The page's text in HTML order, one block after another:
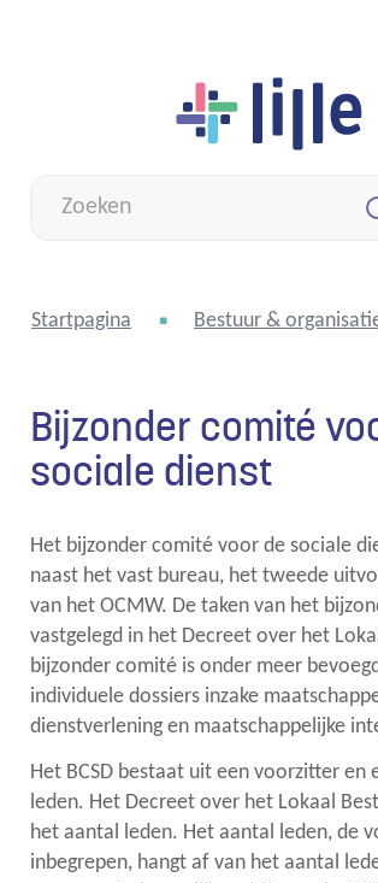
inhoud
zoek
Startpagina Bestuur &
Bijzonder comité
sociale dienst
Het bijzonder comité voor de sociale
naast het vast bureau, het tweede
van het OCMW. De taken van het
vastgelegd in het Decreet over het
bijzonder comité is onder meer
individuele dossiers inzake
dienstverlening en maatschappelijke
Het BCSD bestaat uit een voorzitter en
leden. Het Decreet over het Lokaal
het aantal leden. Het aantal leden, de
inbegrepen, hangt af van het aantal